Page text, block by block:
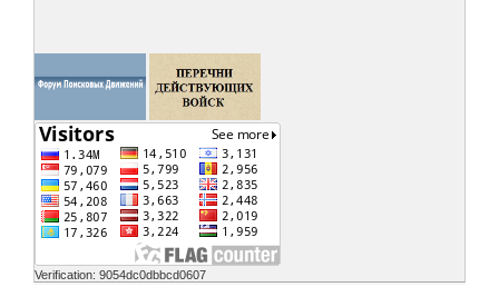
Verification: 9054dc0dbbcd0607